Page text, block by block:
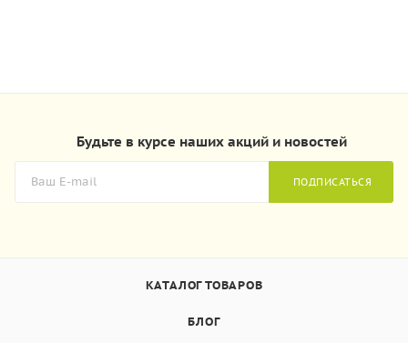
Будьте в курсе наших акций и новостей
ПОДПИСАТЬСЯ
КАТАЛОГ ТОВАРОВ
БЛОГ